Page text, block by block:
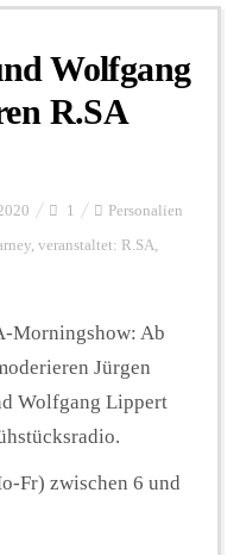
Wolfgang
R.SA
1 Personalien
, veranstaltet: R.SA,
Morningshow: Ab
Jürgen
Wolfgang Lippert
Fr) zwischen 6 und